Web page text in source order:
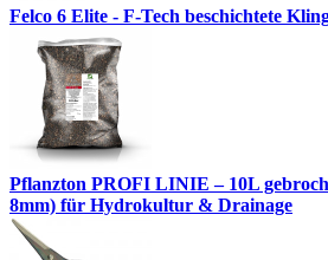
Felco 6 Elite - F-Tech beschichtete
Pflanzton PROFI LINIE – 10L
8mm) für Hydrokultur & Drainage